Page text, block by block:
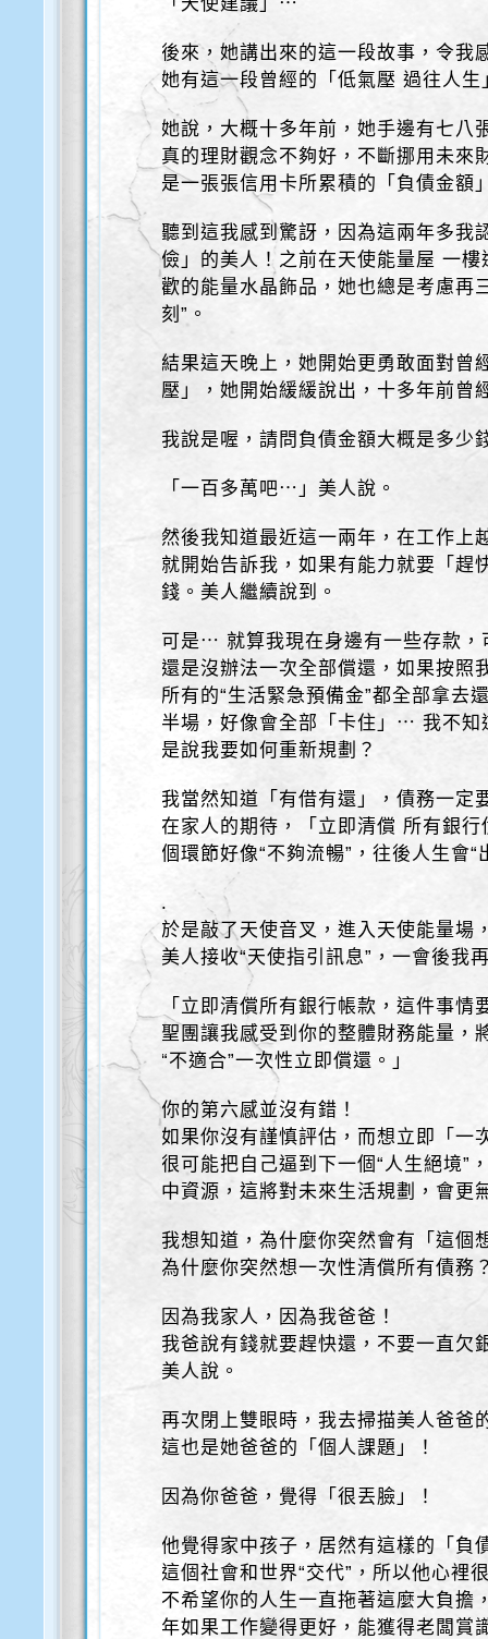
後來，她講出來的這一段故事，令我
她有這一段曾經的「低氣壓 過往人生
她說，大概十多年前，她手邊有七八
真的理財觀念不夠好，不斷挪用未來
是一張張信用卡所累積的「負債金
聽到這我感到驚訝，因為這兩年多我
儉」的美人！之前在天使能量屋 一
歡的能量水晶飾品，她也總是考慮再
刻”。
結果這天晚上，她開始更勇敢面對曾
壓」，她開始緩緩說出，十多年前
我說是喔，請問負債金額大概是多少
「一百多萬吧⋯」美人說。
然後我知道最近這一兩年，在工作上
就開始告訴我，如果有能力就要「趕
錢。美人繼續說到。
可是⋯ 就算我現在身邊有一些存款，
還是沒辦法一次全部償還，如果按照
所有的“生活緊急預備金”都全部拿去
半場，好像會全部「卡住」⋯ 我不知
是說我要如何重新規劃？
我當然知道「有借有還」，債務一定
在家人的期待，「立即清償 所有銀
個環節好像“不夠流暢”，往後人生會
.
於是敲了天使音叉，進入天使能量場
美人接收“天使指引訊息”，一會後我
「立即清償所有銀行帳款，這件事情
聖團讓我感受到你的整體財務能量，
“不適合”一次性立即償還。」
你的第六感並沒有錯！
如果你沒有謹慎評估，而想立即「一
很可能把自己逼到下一個“人生絕境”
中資源，這將對未來生活規劃，會更
我想知道，為什麼你突然會有「這個
為什麼你突然想一次性清償所有債務
因為我家人，因為我爸爸！
我爸說有錢就要趕快還，不要一直欠
美人說。
再次閉上雙眼時，我去掃描美人爸爸
這也是她爸爸的「個人課題」！
因為你爸爸，覺得「很丟臉」！
他覺得家中孩子，居然有這樣的「負
這個社會和世界“交代”，所以他心裡
不希望你的人生一直拖著這麼大負擔
年如果工作變得更好，能獲得老闆賞